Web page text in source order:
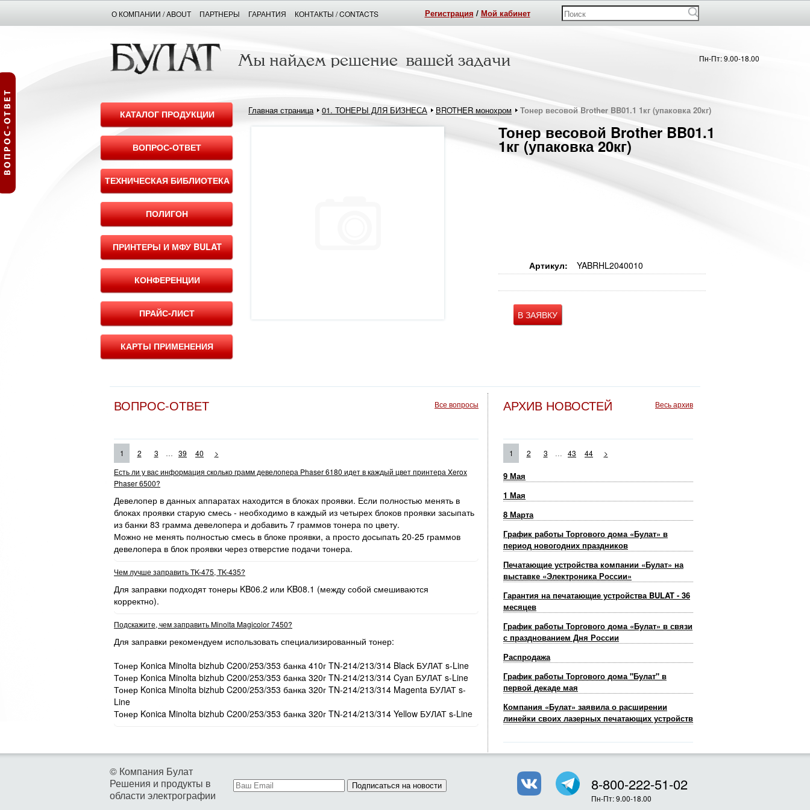
Регистрация / Мой кабинет
О КОМПАНИИ / ABOUT ПАРТНЕРЫ ГАРАНТИЯ КОНТАКТЫ / CONTACTS
Пн-Пт: 9.00-18.00
КАТАЛОГ ПРОДУКЦИИ
ВОПРОС-ОТВЕТ
ТЕХНИЧЕСКАЯ БИБЛИОТЕКА
ПОЛИГОН
ПРИНТЕРЫ И МФУ BULAT
КОНФЕРЕНЦИИ
ПРАЙС-ЛИСТ
КАРТЫ ПРИМЕНЕНИЯ
Главная страница 01. ТОНЕРЫ ДЛЯ БИЗНЕСА BROTHER монохром Тонер весовой Brother BB01.1 1кг (упаковка 20кг)
Тонер весовой Brother BB01.1
1кг (упаковка 20кг)
Артикул: YABRHL2040010
В ЗАЯВКУ
ВОПРОС-ОТВЕТ Все вопросы
1 2 3 ... 39 40
>
Есть ли у вас информация сколько грамм девелопера Phaser 6180 идет в каждый цвет принтера Xerox
Phaser 6500?
Девелопер в данных аппаратах находится в блоках проявки. Если полностью менять в
блоках проявки старую смесь - необходимо в каждый из четырех блоков проявки засыпать
из банки 83 грамма девелопера и добавить 7 граммов тонера по цвету.
Можно не менять полностью смесь в блоке проявки, а просто досыпать 20-25 граммов
девелопера в блок проявки через отверстие подачи тонера.
Чем лучше заправить TK-475, TK-435?
Для заправки подходят тонеры KB06.2 или KB08.1 (между собой смешиваются
корректно).
Подскажите, чем заправить Minolta Magicolor 7450?
Для заправки рекомендуем использовать специализированный тонер:
Тонер Konica Minolta bizhub C200/253/353 банка 410г TN-214/213/314 Black БУЛАТ s-Line
Тонер Konica Minolta bizhub C200/253/353 банка 320г TN-214/213/314 Cyan БУЛАТ s-Line
Тонер Konica Minolta bizhub C200/253/353 банка 320г TN-214/213/314 Magenta БУЛАТ s-
Line
Тонер Konica Minolta bizhub C200/253/353 банка 320г TN-214/213/314 Yellow БУЛАТ s-Line
АРХИВ НОВОСТЕЙ Весь архив
1 2 3 ... 43 44 >
9 Мая
1 Мая
8 Марта
График работы Торгового дома «Булат» в
период новогодних праздников
Печатающие устройства компании «Булат» на
выставке «Электроника России»
Гарантия на печатающие устройства BULAT - 36
месяцев
График работы Торгового дома «Булат» в связи
с празднованием Дня России
Распродажа
График работы Торгового дома "Булат" в
первой декаде мая
Компания «Булат» заявила о расширении
линейки своих лазерных печатающих устройств
© Компания Булат
Решения и продукты в
области электрографии
Подписаться на новости 8-800-222-51-02
Пн-Пт: 9.00-18.00